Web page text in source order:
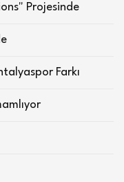
Projesinde
Farkı